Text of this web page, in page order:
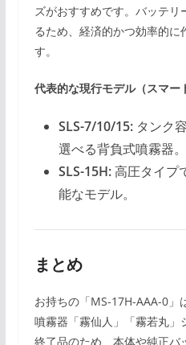
ズがおすすめです。バッテリ
るため、経済的かつ効率的に
す。
代表的な現行モデル（スマー
SLS-7/10/15:タンク
選べる背負式噴霧器。
SLS-15H:高圧タイプ
能なモデル。
まとめ
お持ちの「MS-17H-AAA-0」
噴霧器「霧仙人」「霧若丸」
終了品のため、本体や純正バ